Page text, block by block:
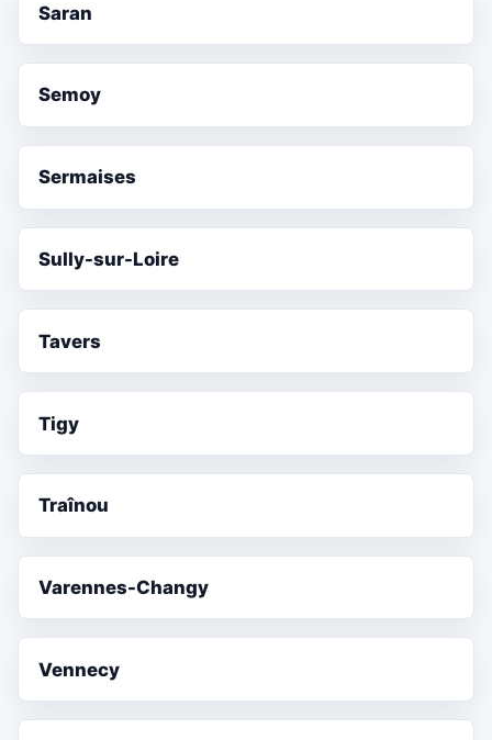
Saran
Semoy
Sermaises
Sully-sur-Loire
Tavers
Tigy
Traînou
Varennes-Changy
Vennecy